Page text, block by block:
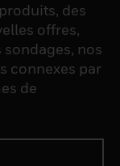
des
offres,
nos
connexes par
de